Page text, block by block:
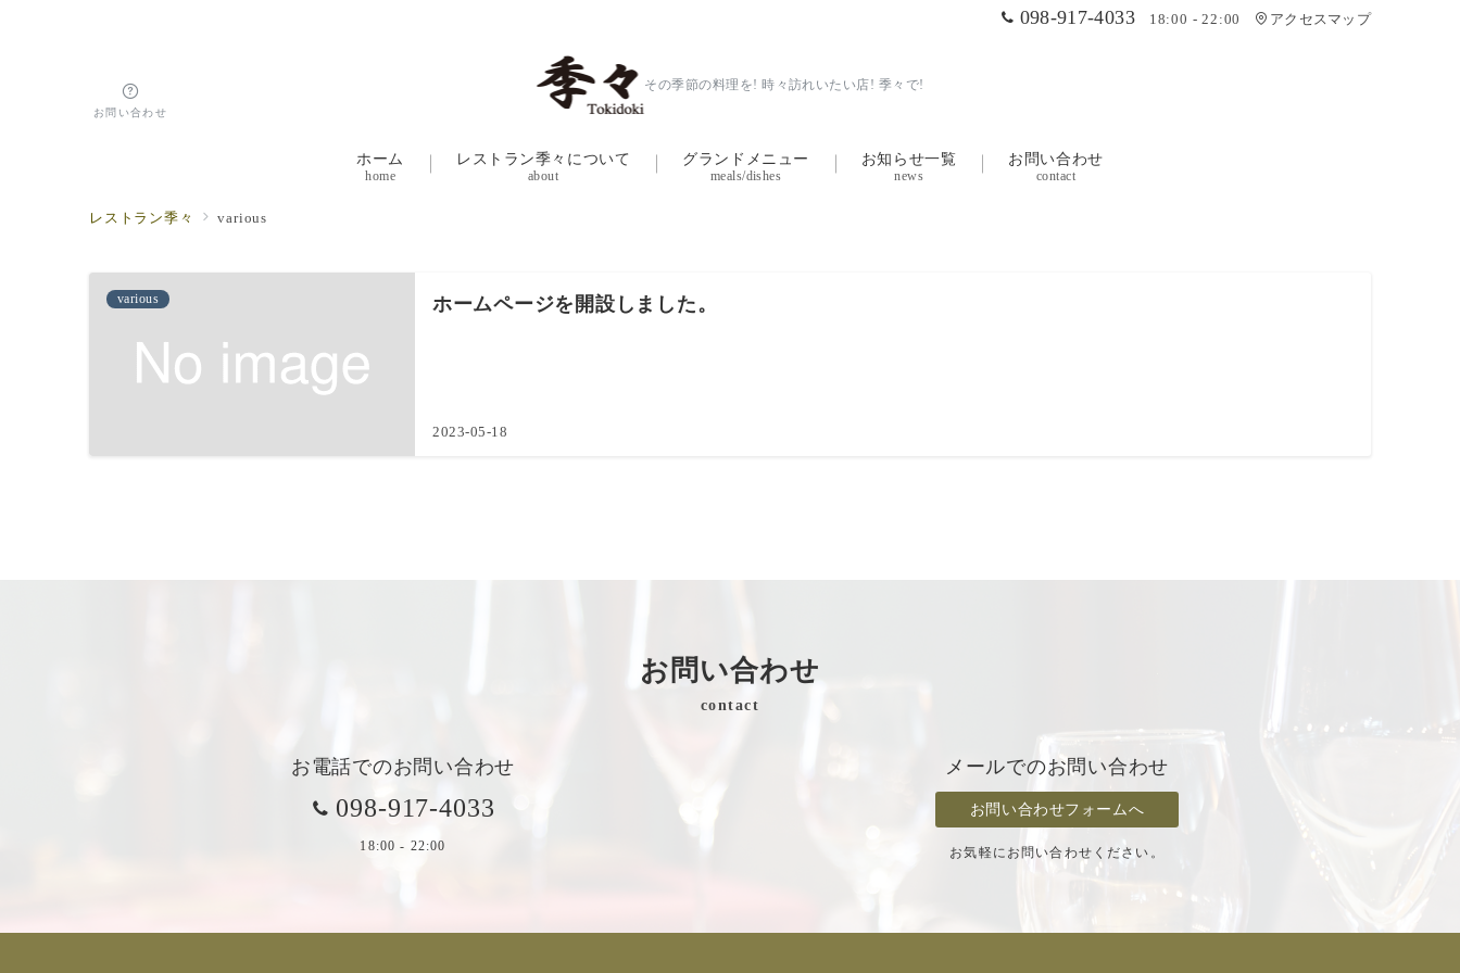
098-917-4033 18:00 - 22:00 アクセスマップ
その季節の料理を! 時々訪れいたい店! 季々で!
お問い合わせ
ホーム
home
レストラン季々について
about
グランドメニュー
meals/dishes
お知らせ一覧
news
お問い合わせ
contact
レストラン季々 various
various ホームページを開設しました。
2023-05-18
お問い合わせ
contact
お電話でのお問い合わせ
098-917-4033
18:00 - 22:00
メールでのお問い合わせ
お問い合わせフォームへ
お気軽にお問い合わせください。